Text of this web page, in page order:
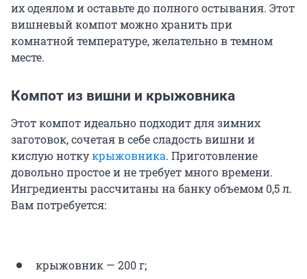
их одеялом и оставьте до полного остывания. Этот
вишневый компот можно хранить при
комнатной температуре, желательно в темном
месте.
Компот из вишни и крыжовника
Этот компот идеально подходит для зимних
заготовок, сочетая в себе сладость вишни и
кислую ноткукрыжовника. Приготовление
довольно простое и не требует много времени.
Ингредиенты рассчитаны на банку объемом 0,5 л.
Вам потребуется:
крыжовник — 200 г;